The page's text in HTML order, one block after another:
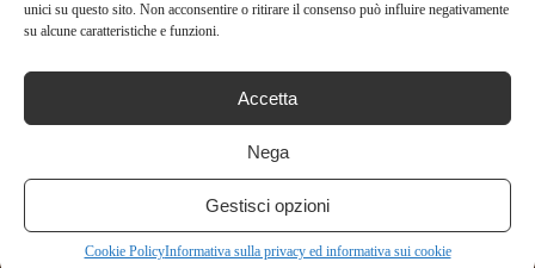
unici su questo sito. Non acconsentire o ritirare il consenso può influire negativamente
su alcune caratteristiche e funzioni.
Accetta
Nega
Gestisci opzioni
Cookie PolicyInformativa sulla privacy ed informativa sui cookie
SAMSUNG GALAXY A40